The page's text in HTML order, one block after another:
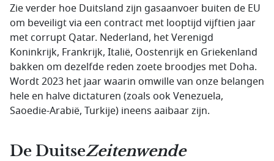
Zie verder hoe Duitsland zijn gasaanvoer buiten de EU
om beveiligt via een contract met looptijd vijftien jaar
met corrupt Qatar. Nederland, het Verenigd
Koninkrijk, Frankrijk, Italië, Oostenrijk en Griekenland
bakken om dezelfde reden zoete broodjes met Doha.
Wordt 2023 het jaar waarin omwille van onze belangen
hele en halve dictaturen (zoals ook Venezuela,
Saoedie-Arabië, Turkije) ineens aaibaar zijn.
De DuitseZeitenwende